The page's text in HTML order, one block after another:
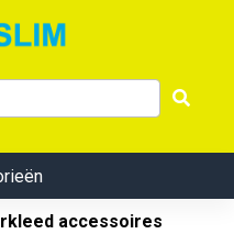
accessoires